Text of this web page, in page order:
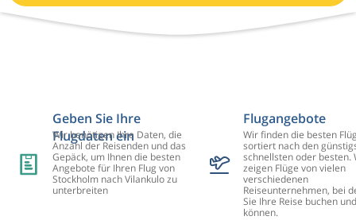
Geben Sie Ihre
Flugdaten ein
Wir benötigen Ihre Daten, die
Anzahl der Reisenden und das
Gepäck, um Ihnen die besten
Angebote für Ihren Flug von
Stockholm nach Vilankulo zu
unterbreiten
Flugangebote
Wir finden die besten
sortiert nach den
schnellsten oder besten.
zeigen Flüge von vielen
verschiedenen
Reiseunternehmen, bei
Sie Ihre Reise buchen
können.